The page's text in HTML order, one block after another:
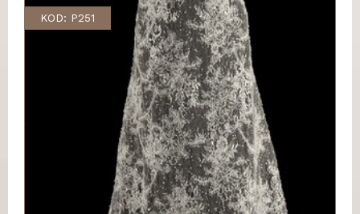
KOD: P251